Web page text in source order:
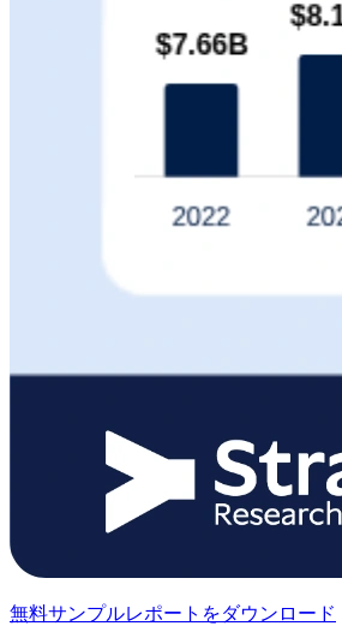
無料サンプルレポートをダウンロード